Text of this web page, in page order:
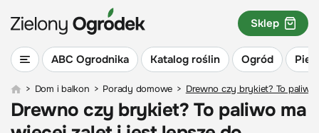
ABC Ogrodnika Katalog roślin Ogród
Sklep
> Dom i balkon > Porady domowe > Drewno czy brykiet? To
Drewno czy brykiet? To paliwo ma